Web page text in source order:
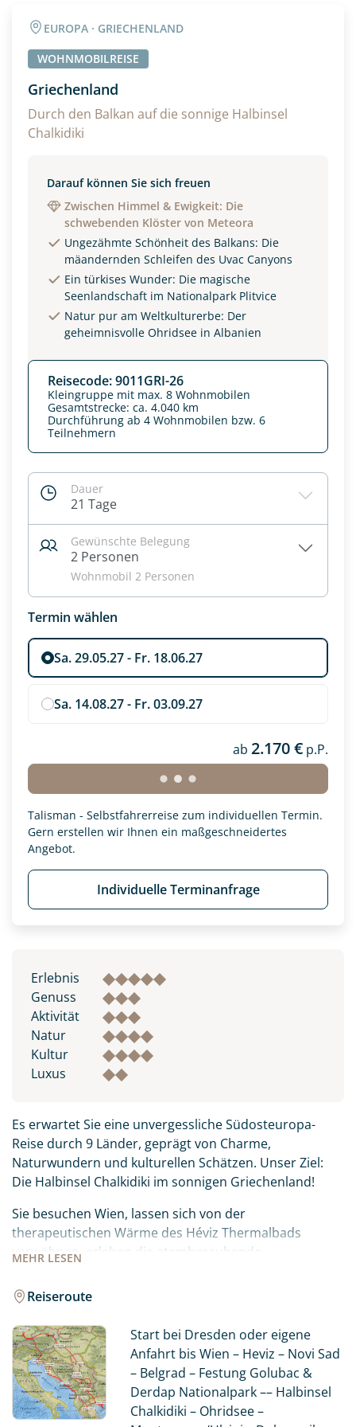
EUROPA · GRIECHENLAND
WOHNMOBILREISE
Griechenland
Durch den Balkan auf die sonnige Halbinsel
Chalkidiki
Darauf können Sie sich freuen
Zwischen Himmel & Ewigkeit: Die
schwebenden Klöster von Meteora
Ungezähmte Schönheit des Balkans: Die
mäandernden Schleifen des Uvac Canyons
Ein türkises Wunder: Die magische
Seenlandschaft im Nationalpark Plitvice
Natur pur am Weltkulturerbe: Der
geheimnisvolle Ohridsee in Albanien
Reisecode: 9011GRI-26
Kleingruppe mit max. 8 Wohnmobilen
Gesamtstrecke: ca. 4.040 km
Durchführung ab 4 Wohnmobilen bzw. 6
Teilnehmern
Dauer
21 Tage
Gewünschte Belegung
2 Personen
Wohnmobil 2 Personen
Termin wählen
Sa. 29.05.27 - Fr. 18.06.27
Sa. 14.08.27 - Fr. 03.09.27
ab 2.170 € p.P.
Talisman - Selbstfahrerreise zum individuellen Termin.
Gern erstellen wir Ihnen ein maßgeschneidertes
Angebot.
Individuelle Terminanfrage
Erlebnis
Genuss
Aktivität
Natur
Kultur
Luxus
MEHR LESEN
Es erwartet Sie eine unvergessliche Südosteuropa-
Reise durch 9 Länder, geprägt von Charme,
Naturwundern und kulturellen Schätzen. Unser Ziel:
Die Halbinsel Chalkidiki im sonnigen Griechenland!
Sie besuchen Wien, lassen sich von der
therapeutischen Wärme des Héviz Thermalbads
verwöhnen, erleben die atemberaubende
besuchen eines der weltweit schönsten UNESCO-
Weltkulturerbe, die Meteora Klöster und erkunden die
bezaubernden Plitvicer Seen in Kroatien. Nicht zu
vergessen: Ein Rendezvous mit dem ehrwürdigen
Ohrid See, einem der ältesten Seen der Welt!
Jeder Tag dieser Südosteuropareise verspricht ein
neues Kapitel, gefüllt mit Entdeckungen,
Reiseroute
Start bei Dresden oder eigene
Anfahrt bis Wien – Heviz – Novi Sad
– Belgrad – Festung Golubac &
Derdap Nationalpark –– Halbinsel
Chalkidiki – Ohridsee –
Anzahl Erwachsener Reisen Sie mit Hund/en?
Reisebeginn
Option 1 Option 2
Weitere Informationen
Datenschutz & Transparenz ist uns sehr wichtig!
Die Anfrage wird via SSL verschlüsselt an unseren Server
geschickt. Mit Absenden des Formulars, erklären Sie, dass
Datenschutzerklärungund
Kenntnis genommen und akzeptiert haben.